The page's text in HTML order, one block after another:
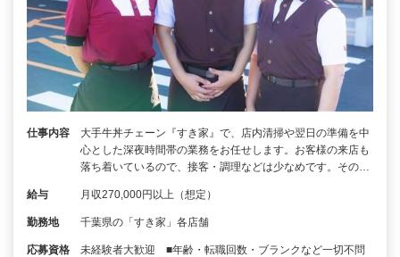
仕事内容
大手牛丼チェーン『すき家』で、店内清掃や翌日の準備を中
心とした深夜時間帯の業務をお任せします。お客様の来店も
落ち着いているので、接客・調理などは少なめです。その…
給与 月収270,000円以上（想定）
勤務地 千葉県の「すき家」各店舗
応募資格
未経験者大歓迎 ■年齢・転職回数・ブランクなど一切不問